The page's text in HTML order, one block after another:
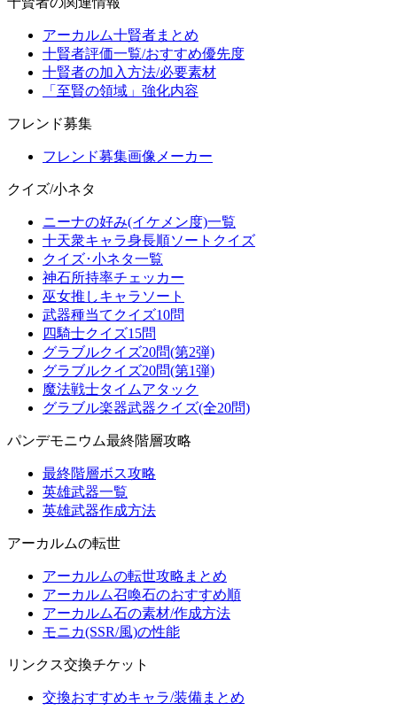
アーカルム十賢者まとめ
十賢者評価一覧/おすすめ優先度
十賢者の加入方法/必要素材
「至賢の領域」強化内容
フレンド募集
フレンド募集画像メーカー
クイズ/小ネタ
ニーナの好み(イケメン度)一覧
十天衆キャラ身長順ソートクイズ
クイズ･小ネタ一覧
神石所持率チェッカー
巫女推しキャラソート
武器種当てクイズ10問
四騎士クイズ15問
グラブルクイズ20問(第2弾)
グラブルクイズ20問(第1弾)
魔法戦士タイムアタック
グラブル楽器武器クイズ(全20問)
パンデモニウム最終階層攻略
最終階層ボス攻略
英雄武器一覧
英雄武器作成方法
アーカルムの転世
アーカルムの転世攻略まとめ
アーカルム召喚石のおすすめ順
アーカルム石の素材/作成方法
モニカ(SSR/風)の性能
リンクス交換チケット
交換おすすめキャラ/装備まとめ